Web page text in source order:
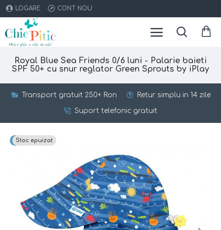
LOGARE CONT NOU
Royal Blue Sea Friends 0/6 luni - Palarie baieti
SPF 50+ cu snur reglator Green Sprouts by iPlay
Transport gratuit 250+ Ron Retur simplu in 14 zile
Suport telefonic gratuit
Top brand
Stoc epuizat